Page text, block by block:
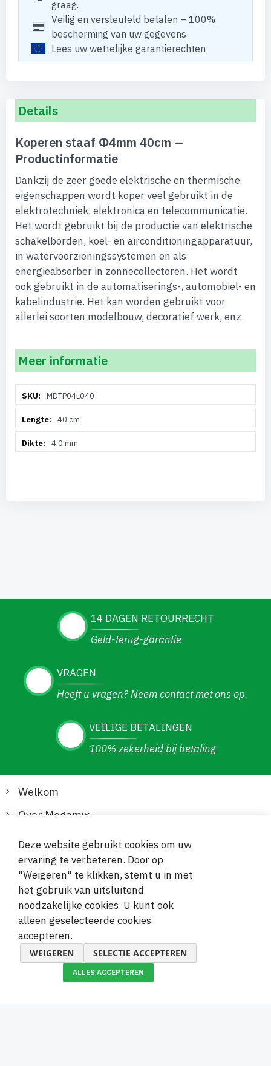
graag.
Veilig en versleuteld betalen – 100%
bescherming van uw gegevens
Lees uw wettelijke garantierechten
Details
Koperen staaf Φ4mm 40cm —
Productinformatie
Dankzij de zeer goede elektrische en thermische
eigenschappen wordt koper veel gebruikt in de
elektrotechniek, elektronica en telecommunicatie.
Het wordt gebruikt bij de productie van elektrische
schakelborden, koel- en airconditioningapparatuur,
in watervoorzieningssystemen en als
energieabsorber in zonnecollectoren. Het wordt
ook gebruikt in de automatiserings-, automobiel- en
kabelindustrie. Het kan worden gebruikt voor
allerlei soorten modelbouw, decoratief werk, enz.
Meer informatie
informatieMDTP04L040
40 cm
4,0 mm
14 DAGEN RETOURRECHT
Geld-terug-garantie
VRAGEN
Heeft u vragen? Neem contact met ons op.
VEILIGE BETALINGEN
100% zekerheid bij betaling
Welkom
Over Megamix
Informatie
Klantenservice
Veilige en gemakkelijke betalingen
Deze website gebruikt cookies om uw
ervaring te verbeteren. Door op
"Weigeren" te klikken, stemt u in met
het gebruik van uitsluitend
noodzakelijke cookies. U kunt ook
alleen geselecteerde cookies
accepteren.
WEIGEREN SELECTIE ACCEPTEREN
ALLES ACCEPTEREN